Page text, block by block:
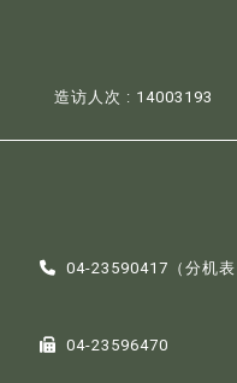
造访人次 : 14003193
04-23590417（分机表
04-23596470